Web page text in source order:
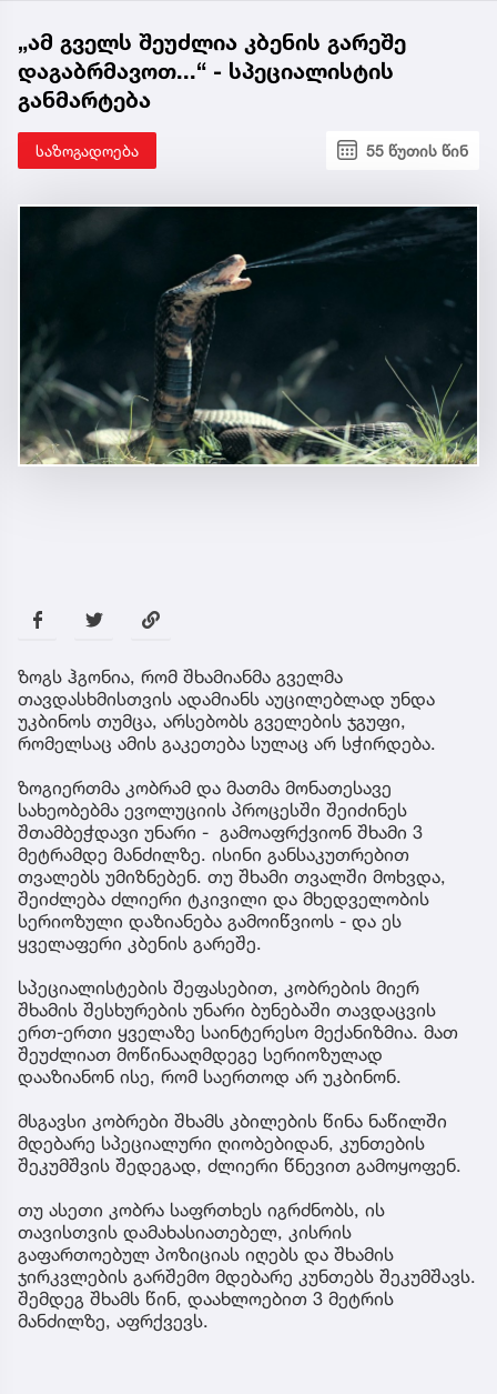
„ამ გველს შეუძლია კბენის გარეშე
დაგაბრმავოთ...“ - სპეციალისტის
განმარტება
საზოგადოება 55 წუთის წინ
ზოგს ჰგონია, რომ შხამიანმა გველმა
თავდასხმისთვის ადამიანს აუცილებლად უნდა
უკბინოს თუმცა, არსებობს გველების ჯგუფი,
რომელსაც ამის გაკეთება სულაც არ სჭირდება.
ზოგიერთმა კობრამ და მათმა მონათესავე
სახეობებმა ევოლუციის პროცესში შეიძინეს
შთამბეჭდავი უნარი - გამოაფრქვიონ შხამი 3
მეტრამდე მანძილზე. ისინი განსაკუთრებით
თვალებს უმიზნებენ. თუ შხამი თვალში მოხვდა,
შეიძლება ძლიერი ტკივილი და მხედველობის
სერიოზული დაზიანება გამოიწვიოს - და ეს
ყველაფერი კბენის გარეშე.
სპეციალისტების შეფასებით, კობრების მიერ
შხამის შესხურების უნარი ბუნებაში თავდაცვის
ერთ-ერთი ყველაზე საინტერესო მექანიზმია. მათ
შეუძლიათ მოწინააღმდეგე სერიოზულად
დააზიანონ ისე, რომ საერთოდ არ უკბინონ.
მსგავსი კობრები შხამს კბილების წინა ნაწილში
მდებარე სპეციალური ღიობებიდან, კუნთების
შეკუმშვის შედეგად, ძლიერი წნევით გამოყოფენ.
თუ ასეთი კობრა საფრთხეს იგრძნობს, ის
თავისთვის დამახასიათებელ, კისრის
გაფართოებულ პოზიციას იღებს და შხამის
ჯირკვლების გარშემო მდებარე კუნთებს შეკუმშავს.
შემდეგ შხამს წინ, დაახლოებით 3 მეტრის
მანძილზე, აფრქვევს.